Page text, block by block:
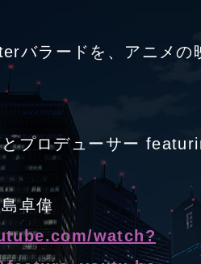
バラードを、アニメの
プロデューサー
卓偉
watch?